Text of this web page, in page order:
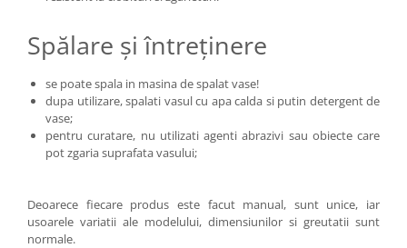
Spălare și întreținere
se poate spala in masina de spalat vase!
dupa utilizare, spalati vasul cu apa calda si putin detergent de
vase;
pentru curatare, nu utilizati agenti abrazivi sau obiecte care
pot zgaria suprafata vasului;
Deoarece fiecare produs este facut manual, sunt unice, iar
usoarele variatii ale modelului, dimensiunilor si greutatii sunt
normale.